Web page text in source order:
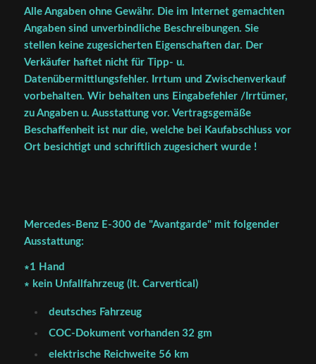
Alle Angaben ohne Gewähr. Die im Internet gemachten
Angaben sind unverbindliche Beschreibungen. Sie
stellen keine zugesicherten Eigenschaften dar. Der
Verkäufer haftet nicht für Tipp- u.
Datenübermittlungsfehler. Irrtum und Zwischenverkauf
vorbehalten. Wir behalten uns Eingabefehler /Irrtümer,
zu Angaben u. Ausstattung vor. Vertragsgemäße
Beschaffenheit ist nur die, welche bei Kaufabschluss vor
Ort besichtigt und schriftlich zugesichert wurde !
Mercedes-Benz E-300 de "Avantgarde" mit folgender
Ausstattung:
∗1 Hand
∗ kein Unfallfahrzeug (lt. Carvertical)
deutsches Fahrzeug
COC-Dokument vorhanden 32 gm
elektrische Reichweite 56 km